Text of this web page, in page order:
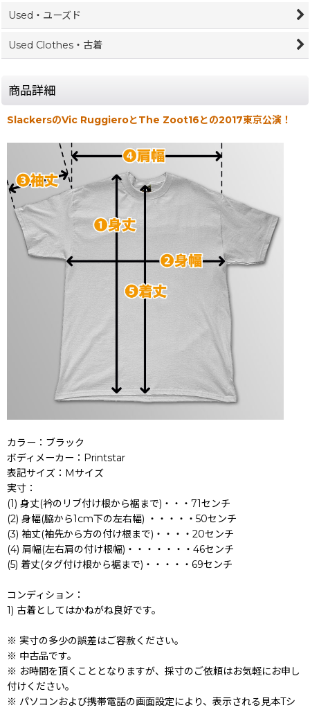
Used・ユーズド
Used Clothes・古着
商品詳細
SlackersのVic RuggieroとThe Zoot16との2017東京公演！
カラー：ブラック
ボディメーカー：Printstar
表記サイズ：Mサイズ
実寸：
(1) 身丈(衿のリブ付け根から裾まで)・・・71センチ
(2) 身幅(脇から1cm下の左右幅) ・・・・・50センチ
(3) 袖丈(袖先から方の付け根まで)・・・・20センチ
(4) 肩幅(左右肩の付け根幅)・・・・・・・46センチ
(5) 着丈(タグ付け根から裾まで)・・・・・69センチ
コンディション：
1) 古着としてはかねがね良好です。
※ 実寸の多少の誤差はご容赦ください。
※ 中古品です。
※ お時間を頂くこととなりますが、採寸のご依頼はお気軽にお申し
付けください。
※ パソコンおよび携帯電話の画面設定により、表示される見本Tシ